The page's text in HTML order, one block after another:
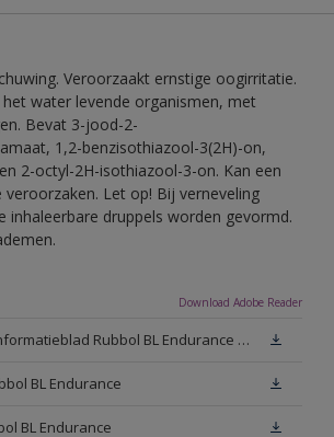
Veroorzaakt ernstige oogirritatie.
water levende organismen, met
Bevat 3-jood-2-
1,2-benzisothiazool-3(2H)-on,
2-octyl-2H-isothiazool-3-on. Kan een
veroorzaken. Let op! Bij verneveling
inhaleerbare druppels worden gevormd.
Download Adobe Reader
Technisch Informatieblad Rubbol BL Endurance HG (PDF)
BL Endurance
BL Endurance